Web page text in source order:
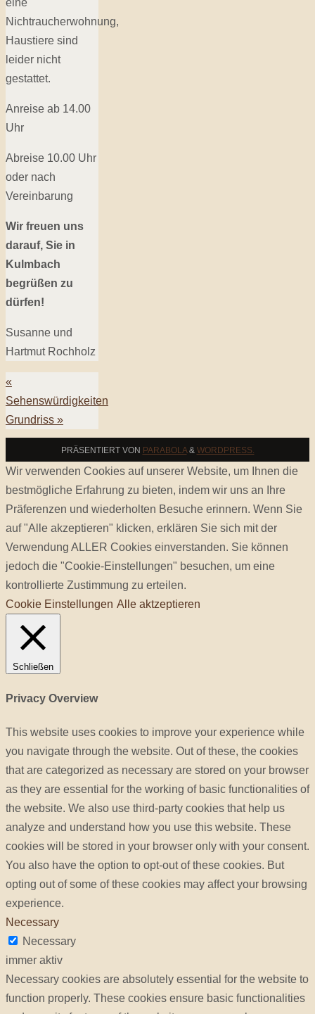
Nichtraucherwohnung,
Haustiere sind
leider nicht
gestattet.
Anreise ab 14.00
Uhr
Abreise 10.00 Uhr
oder nach
Vereinbarung
Wir freuen uns
darauf, Sie in
Kulmbach
begrüßen zu
dürfen!
Susanne und
Hartmut Rochholz
«
Sehenswürdigkeiten
Grundriss »
PRÄSENTIERT VON PARABOLA& WORDPRESS.
Wir verwenden Cookies auf unserer Website, um Ihnen die
bestmögliche Erfahrung zu bieten, indem wir uns an Ihre
Präferenzen und wiederholten Besuche erinnern. Wenn Sie
auf "Alle akzeptieren" klicken, erklären Sie sich mit der
Verwendung ALLER Cookies einverstanden. Sie können
jedoch die "Cookie-Einstellungen" besuchen, um eine
kontrollierte Zustimmung zu erteilen.
Cookie Einstellungen Alle aktzeptieren
Schließen
Privacy Overview
This website uses cookies to improve your experience while
you navigate through the website. Out of these, the cookies
that are categorized as necessary are stored on your browser
as they are essential for the working of basic functionalities of
the website. We also use third-party cookies that help us
analyze and understand how you use this website. These
cookies will be stored in your browser only with your consent.
You also have the option to opt-out of these cookies. But
opting out of some of these cookies may affect your browsing
experience.
Necessary
Necessary
immer aktiv
Necessary cookies are absolutely essential for the website to
function properly. These cookies ensure basic functionalities